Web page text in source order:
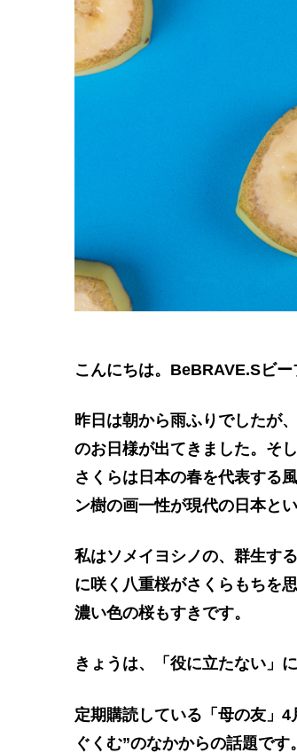
こんにちは。BeBRAVE.Sビ
昨日は朝から雨ふりでしたが
のお日様が出てきました。そ
さくらは日本の春を代表する
ン樹の画一性が現代の日本と
私はソメイヨシノの、群生す
に咲く八重桜がさくらもちを
濃い色の桜もすきです。
きょうは、「役に立たない」
定期購読している「母の友」
ぐくむ”のなかからの話題です。